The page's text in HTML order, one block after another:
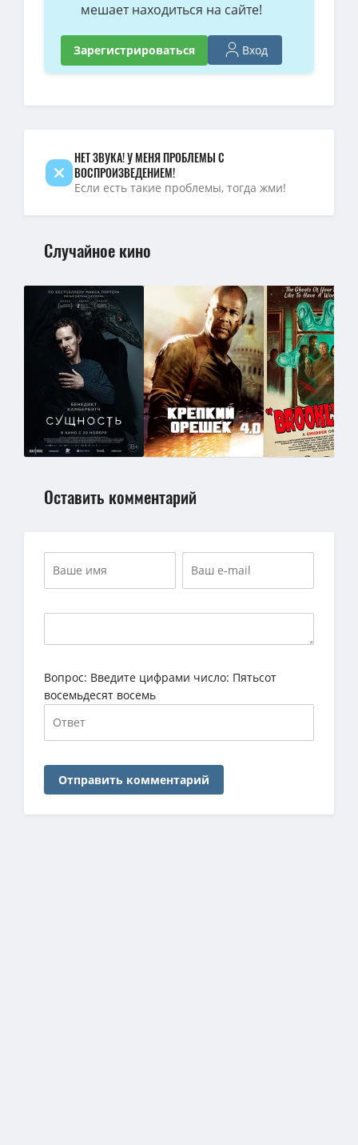
мешает находиться на сайте!
Зарегистрироваться Вход
НЕТ ЗВУКА! У МЕНЯ ПРОБЛЕМЫ С
ВОСПРОИЗВЕДЕНИЕМ!
Если есть такие проблемы, тогда жми!
Случайное кино
Оставить комментарий
Вопрос: Введите цифрами число: Пятьсот
восемьдесят восемь
Отправить комментарий